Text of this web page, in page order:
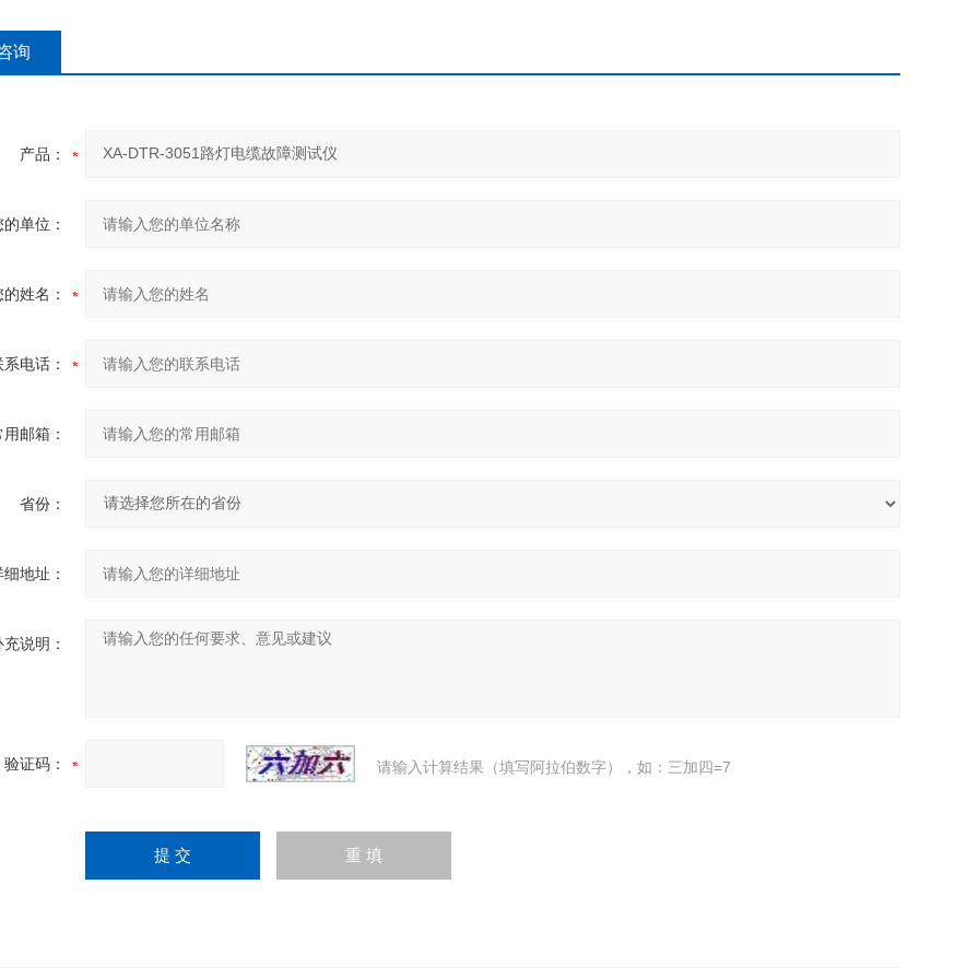
询
产品：
的单位：
的姓名：
系电话：
用邮箱：
省份：
细地址：
充说明：
验证码： 请输入计算结果（填写阿拉伯数字），如：三加四=7